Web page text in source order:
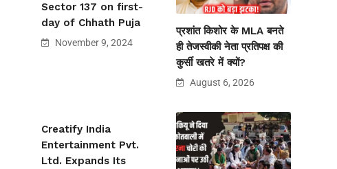
Sector 137 on first-
day of Chhath Puja
November 9, 2024
प्रशांत किशोर के MLA बनते
ही तेजस्वीकी नेता प्रतिपक्ष की
कुर्सी खतरे में क्यों?
August 6, 2026
Creatify India
Entertainment Pvt.
Ltd. Expands Its